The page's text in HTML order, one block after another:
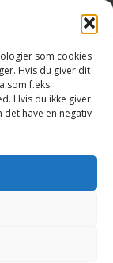
som cookies
Hvis du giver dit
som f.eks.
Hvis du ikke giver
have en negativ